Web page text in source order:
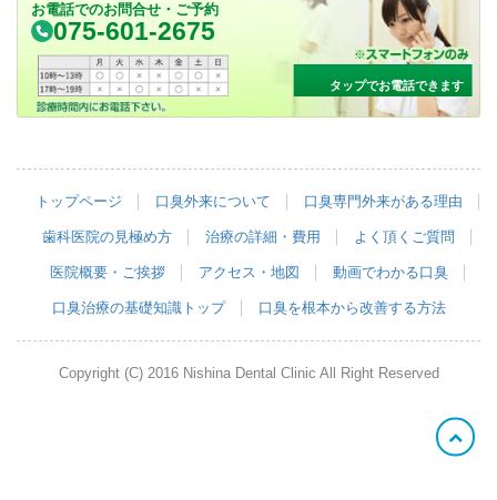
お電話でのお問合せ・ご予約
075-601-2675
タップでお電話できます
トップページ 口臭外来について 口臭専門外来がある理由
歯科医院の見極め方 治療の詳細・費用 よく頂くご質問
医院概要・ご挨拶 アクセス・地図 動画でわかる口臭
口臭治療の基礎知識トップ 口臭を根本から改善する方法
Copyright (C) 2016 Nishina Dental Clinic All Right Reserved